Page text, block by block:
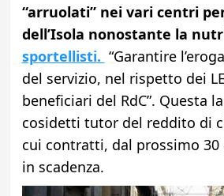
“arruolati” nei vari centri
dell’Isola nonostante la
sportellisti. “Garantire
del servizio, nel rispetto dei
beneficiari del RdC”. Questa
cosidetti tutor del reddito di
cui contratti, dal prossimo 30
in scadenza.